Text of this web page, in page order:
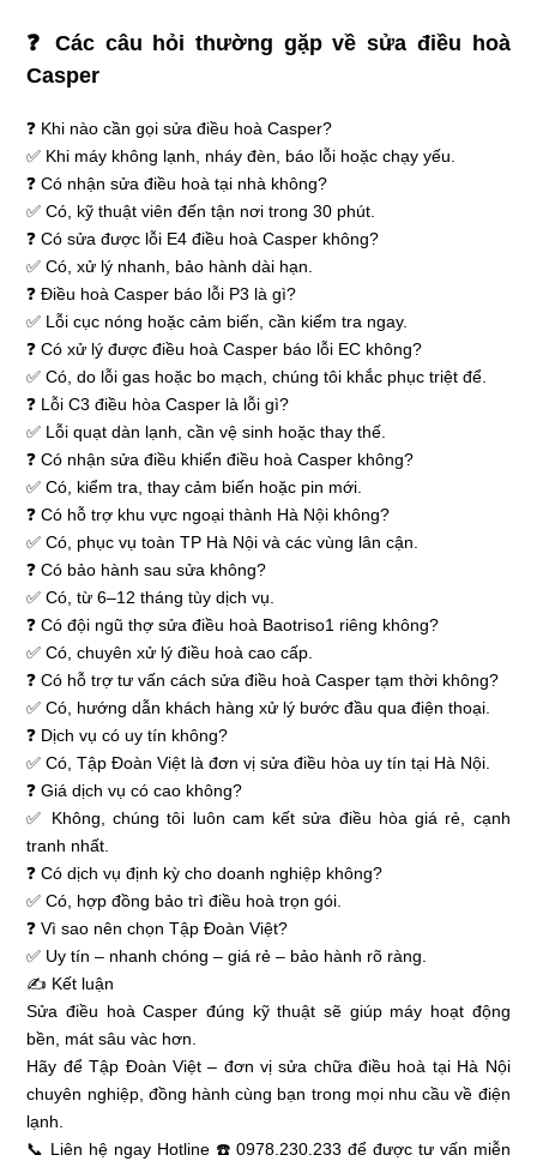
❓ Các câu hỏi thường gặp về sửa điều hoà
Casper
❓ Khi nào cần gọi sửa điều hoà Casper?
✅ Khi máy không lạnh, nháy đèn, báo lỗi hoặc chạy yếu.
❓ Có nhận sửa điều hoà tại nhà không?
✅ Có, kỹ thuật viên đến tận nơi trong 30 phút.
❓ Có sửa được lỗi E4 điều hoà Casper không?
✅ Có, xử lý nhanh, bảo hành dài hạn.
❓ Điều hoà Casper báo lỗi P3 là gì?
✅ Lỗi cục nóng hoặc cảm biến, cần kiểm tra ngay.
❓ Có xử lý được điều hoà Casper báo lỗi EC không?
✅ Có, do lỗi gas hoặc bo mạch, chúng tôi khắc phục triệt để.
❓ Lỗi C3 điều hòa Casper là lỗi gì?
✅ Lỗi quạt dàn lạnh, cần vệ sinh hoặc thay thế.
❓ Có nhận sửa điều khiển điều hoà Casper không?
✅ Có, kiểm tra, thay cảm biến hoặc pin mới.
❓ Có hỗ trợ khu vực ngoại thành Hà Nội không?
✅ Có, phục vụ toàn TP Hà Nội và các vùng lân cận.
❓ Có bảo hành sau sửa không?
✅ Có, từ 6–12 tháng tùy dịch vụ.
❓ Có đội ngũ thợ sửa điều hoà Baotriso1 riêng không?
✅ Có, chuyên xử lý điều hoà cao cấp.
❓ Có hỗ trợ tư vấn cách sửa điều hoà Casper tạm thời không?
✅ Có, hướng dẫn khách hàng xử lý bước đầu qua điện thoại.
❓ Dịch vụ có uy tín không?
✅ Có, Tập Đoàn Việt là đơn vị sửa điều hòa uy tín tại Hà Nội.
❓ Giá dịch vụ có cao không?
✅ Không, chúng tôi luôn cam kết sửa điều hòa giá rẻ, cạnh
tranh nhất.
❓ Có dịch vụ định kỳ cho doanh nghiệp không?
✅ Có, hợp đồng bảo trì điều hoà trọn gói.
❓ Vì sao nên chọn Tập Đoàn Việt?
✅ Uy tín – nhanh chóng – giá rẻ – bảo hành rõ ràng.
✍ Kết luận
Sửa điều hoà Casper đúng kỹ thuật sẽ giúp máy hoạt động
bền, mát sâu vàc hơn.
Hãy để Tập Đoàn Việt – đơn vị sửa chữa điều hoà tại Hà Nội
chuyên nghiệp, đồng hành cùng bạn trong mọi nhu cầu về điện
lạnh.
📞 Liên hệ ngay Hotline ☎️ 0978.230.233 để được tư vấn miễn